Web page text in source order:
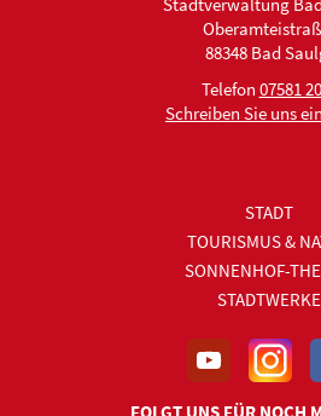
88348 Bad
Telefon 07581
Schreiben Sie uns
STADT
TOURISMUS &
SONNENHOF-
STADTWERKE